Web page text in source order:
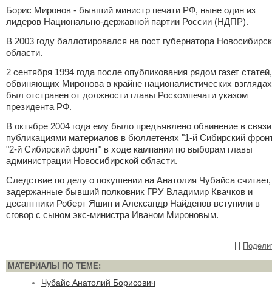
Борис Миронов - бывший министр печати РФ, ныне один из
лидеров Национально-державной партии России (НДПР).
В 2003 году баллотировался на пост губернатора
области.
2 сентября 1994 года после опубликования рядом газет статей,
обвиняющих Миронова в крайне националистических
был отстранен от должности главы Роскомпечати указом
президента РФ.
В октябре 2004 года ему было предъявлено обвинение в
публикациями материалов в бюллетенях "1-й Сибирский
"2-й Сибирский фронт" в ходе кампании по выборам главы
администрации Новосибирской области.
Следствие по делу о покушении на Анатолия Чубайса считает,
задержанные бывший полковник ГРУ Владимир Квачков и
десантники Роберт Яшин и Александр Найденов вступили в
сговор с сыном экс-министра Иваном Мироновым.
МАТЕРИАЛЫ ПО ТЕМЕ:
Чубайс Анатолий Борисович